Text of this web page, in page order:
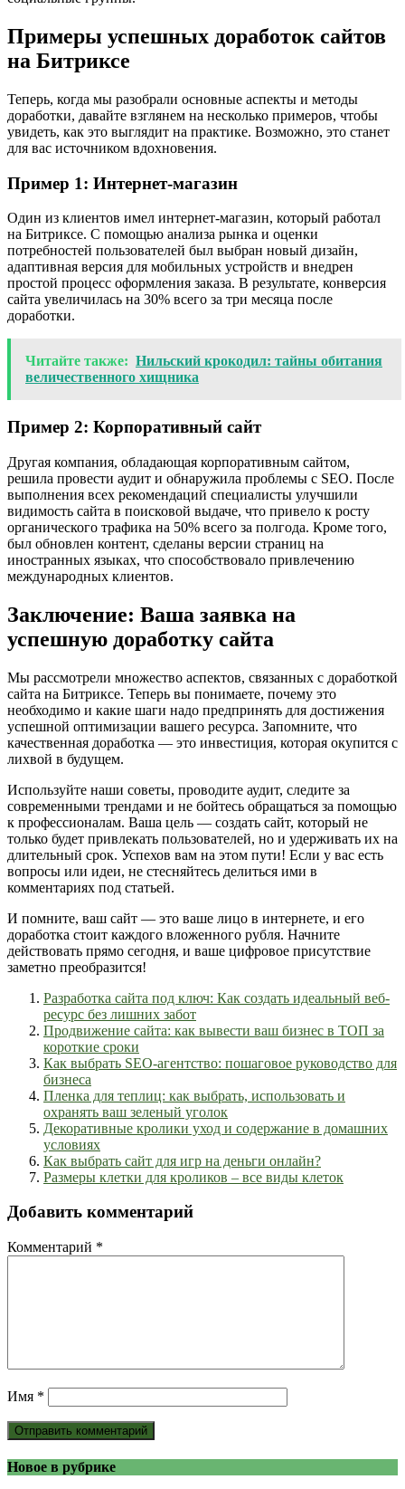
Примеры успешных доработок сайтов
на Битриксе
Теперь, когда мы разобрали основные аспекты и методы
доработки, давайте взглянем на несколько примеров, чтобы
увидеть, как это выглядит на практике. Возможно, это станет
для вас источником вдохновения.
Пример 1: Интернет-магазин
Один из клиентов имел интернет-магазин, который работал
на Битриксе. С помощью анализа рынка и оценки
потребностей пользователей был выбран новый дизайн,
адаптивная версия для мобильных устройств и внедрен
простой процесс оформления заказа. В результате, конверсия
сайта увеличилась на 30% всего за три месяца после
доработки.
Читайте также: Нильский крокодил: тайны обитания
величественного хищника
Пример 2: Корпоративный сайт
Другая компания, обладающая корпоративным сайтом,
решила провести аудит и обнаружила проблемы с SEO. После
выполнения всех рекомендаций специалисты улучшили
видимость сайта в поисковой выдаче, что привело к росту
органического трафика на 50% всего за полгода. Кроме того,
был обновлен контент, сделаны версии страниц на
иностранных языках, что способствовало привлечению
международных клиентов.
Заключение: Ваша заявка на
успешную доработку сайта
Мы рассмотрели множество аспектов, связанных с доработкой
сайта на Битриксе. Теперь вы понимаете, почему это
необходимо и какие шаги надо предпринять для достижения
успешной оптимизации вашего ресурса. Запомните, что
качественная доработка — это инвестиция, которая окупится с
лихвой в будущем.
Используйте наши советы, проводите аудит, следите за
современными трендами и не бойтесь обращаться за помощью
к профессионалам. Ваша цель — создать сайт, который не
только будет привлекать пользователей, но и удерживать их на
длительный срок. Успехов вам на этом пути! Если у вас есть
вопросы или идеи, не стесняйтесь делиться ими в
комментариях под статьей.
И помните, ваш сайт — это ваше лицо в интернете, и его
доработка стоит каждого вложенного рубля. Начните
действовать прямо сегодня, и ваше цифровое присутствие
заметно преобразится!
Разработка сайта под ключ: Как создать идеальный веб-
ресурс без лишних забот
Продвижение сайта: как вывести ваш бизнес в ТОП за
короткие сроки
Как выбрать SEO-агентство: пошаговое руководство для
бизнеса
Пленка для теплиц: как выбрать, использовать и
охранять ваш зеленый уголок
Декоративные кролики уход и содержание в домашних
условиях
Как выбрать сайт для игр на деньги онлайн?
Размеры клетки для кроликов – все виды клеток
Добавить комментарий
Комментарий *
Имя *
Новое в рубрике